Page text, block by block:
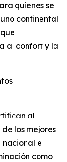
quienes se
continental
al confort y la
al
los mejores
nacional e
como